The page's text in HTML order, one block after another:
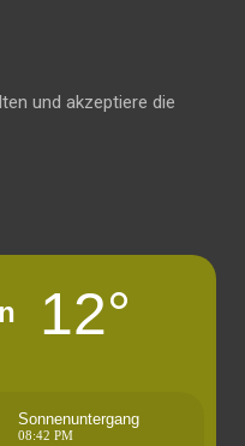
und akzeptiere die
12°
Sonnenuntergang
08:42 PM